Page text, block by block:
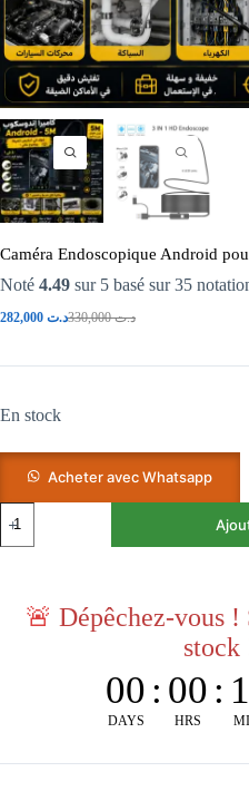
Caméra Endoscopique Android
Noté 4.49 sur 5 basé sur35
د.ت330,000 د.ت
En stock
Acheter avec Whatsapp
🚨 Dépêchez-vous !
stock
00
DAYS
: 00
HRS
: